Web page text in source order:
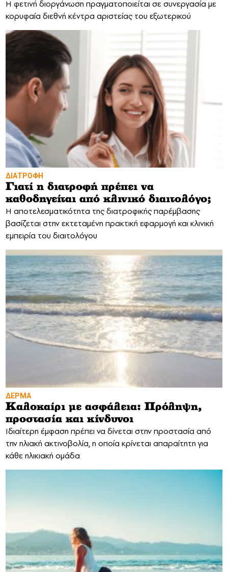
Η φετινή διοργάνωση πραγματοποιείται σε συνεργασία με
κορυφαία διεθνή κέντρα αριστείας του εξωτερικού
ΔΙΑΤΡΟΦΗ
Γιατί η διατροφή πρέπει να
καθοδηγείται από κλινικό διαιτολόγο;
Η αποτελεσματικότητα της διατροφικής παρέμβασης
βασίζεται στην εκτεταμένη πρακτική εφαρμογή και κλινική
εμπειρία του διαιτολόγου
ΔΕΡΜΑ
Καλοκαίρι με ασφάλεια: Πρόληψη,
προστασία και κίνδυνοι
Ιδιαίτερη έμφαση πρέπει να δίνεται στην προστασία από
την ηλιακή ακτινοβολία, η οποία κρίνεται απαραίτητη για
κάθε ηλικιακή ομάδα